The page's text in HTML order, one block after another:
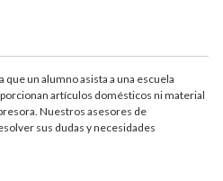
que un alumno asista a una escuela
artículos domésticos ni material
Nuestros asesores de
sus dudas y necesidades